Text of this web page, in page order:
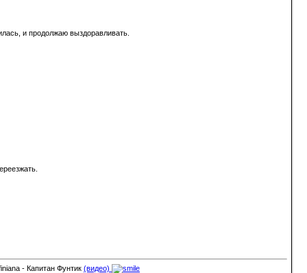
и продолжаю выздоравливать.
- Капитан Фунтик (видео)